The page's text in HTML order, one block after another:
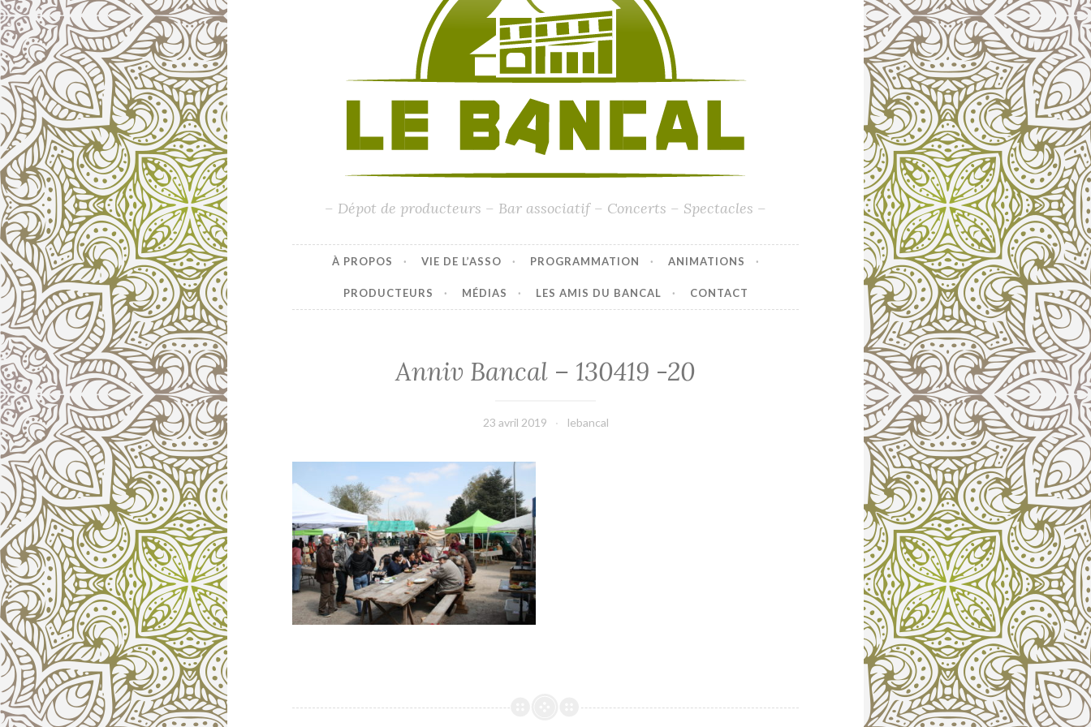
– Dépot de producteurs – Bar associatif – Concerts – Spectacles –
À PROPOS VIE DE L’ASSO PROGRAMMATION ANIMATIONS
PRODUCTEURS MÉDIAS LES AMIS DU BANCAL CONTACT
Anniv Bancal – 130419 -20
23 avril 2019 lebancal